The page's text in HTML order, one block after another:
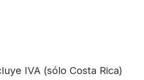
IVA (sólo Costa Rica)